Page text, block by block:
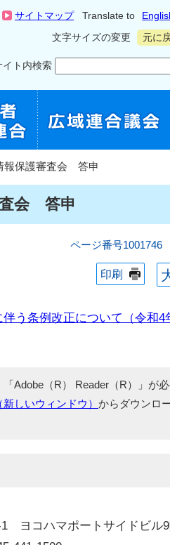
サイトマップ Translate to
文字サイズの変更
元に
イト内検索
報保護審査会 答申
査会 答申
ページ番号1001746
印刷
う条例改正について（令和4
Adobe（R） Reader（R）」が
しいウィンドウ） からダウンロ
ヨコハマポートサイドビル